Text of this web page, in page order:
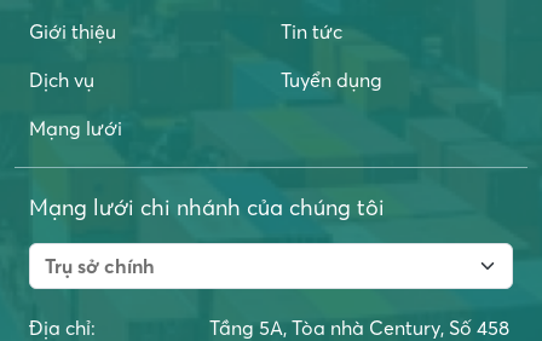
Giới thiệu
Dịch vụ
Mạng lưới
Tin tức
Tuyển dụng
Mạng lưới chi nhánh của chúng tôi
Địa chỉ: Tầng 5A, Tòa nhà Century, Số 458